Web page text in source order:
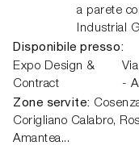
a parete
Industrial
Disponibile presso:
Expo Design &
Contract
-
Zone servite:
Corigliano Calabro,
Amantea...